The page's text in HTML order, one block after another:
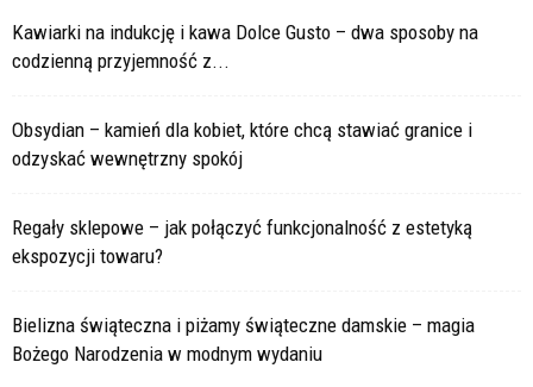
Kawiarki na indukcję i kawa Dolce Gusto – dwa sposoby na
codzienną przyjemność z...
Obsydian – kamień dla kobiet, które chcą stawiać granice i
odzyskać wewnętrzny spokój
Regały sklepowe – jak połączyć funkcjonalność z estetyką
ekspozycji towaru?
Bielizna świąteczna i piżamy świąteczne damskie – magia
Bożego Narodzenia w modnym wydaniu